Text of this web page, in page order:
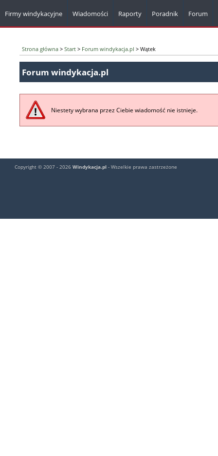
Firmy windykacyjne Wiadomości Raporty Poradnik Forum
Strona główna > Start > Forum windykacja.pl > Wątek
Forum windykacja.pl
Niestety wybrana przez Ciebie wiadomość nie istnieje.
Copyright © 2007 - 2026 Windykacja.pl - Wszelkie prawa zastrzeżone